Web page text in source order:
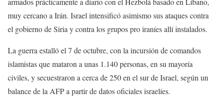
muy cercano a Irán. Israel intensificó asimismo sus ataques contra
el gobierno de Siria y contra los grupos pro iraníes allí instalados.
La guerra estalló el 7 de octubre, con la incursión de comandos
islamistas que mataron a unas 1.140 personas, en su mayoría
civiles, y secuestraron a cerca de 250 en el sur de Israel, según un
balance de la AFP a partir de datos oficiales israelíes.